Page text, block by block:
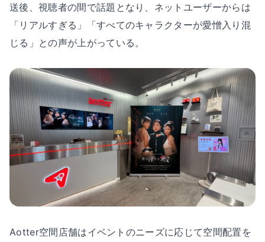
送後、視聴者の間で話題となり、ネットユーザーからは
「リアルすぎる」「すべてのキャラクターが愛憎入り混
じる」との声が上がっている。
Aotter空間店舗はイベントのニーズに応じて空間配置を